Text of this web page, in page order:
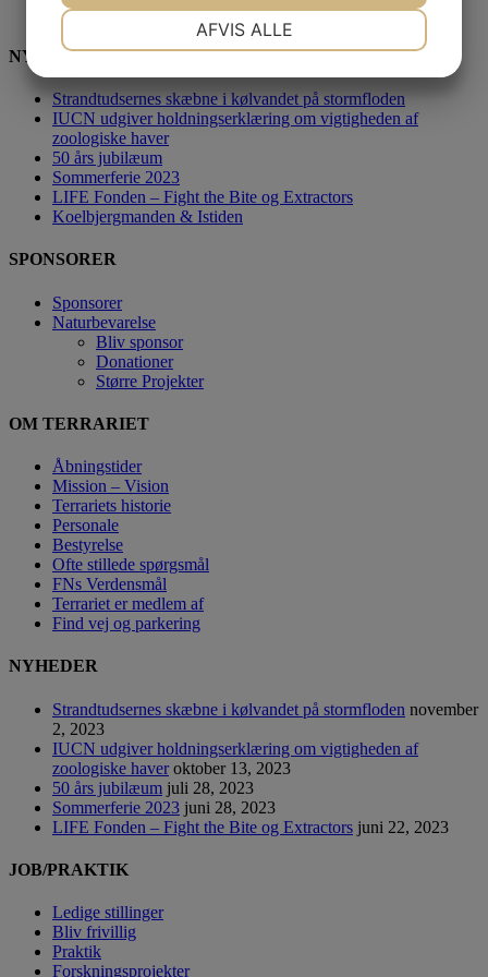
NYHEDER
Strandtudsernes skæbne i kølvandet på stormfloden
IUCN udgiver holdningserklæring om vigtigheden af
zoologiske haver
50 års jubilæum
Sommerferie 2023
LIFE Fonden – Fight the Bite og Extractors
Koelbjergmanden & Istiden
SPONSORER
Sponsorer
Naturbevarelse
Bliv sponsor
Donationer
Større Projekter
OM TERRARIET
Åbningstider
Mission – Vision
Terrariets historie
Personale
Bestyrelse
Ofte stillede spørgsmål
FNs Verdensmål
Terrariet er medlem af
Find vej og parkering
NYHEDER
Strandtudsernes skæbne i kølvandet på stormfloden november
2, 2023
IUCN udgiver holdningserklæring om vigtigheden af
zoologiske haver oktober 13, 2023
50 års jubilæum juli 28, 2023
Sommerferie 2023 juni 28, 2023
LIFE Fonden – Fight the Bite og Extractors juni 22, 2023
JOB/PRAKTIK
Ledige stillinger
Bliv frivillig
Praktik
Forskningsprojekter
MARKETING STATISTIK
AFVIS ALLE